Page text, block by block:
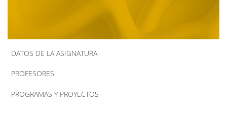
DATOS DE LA ASIGNATURA
PROFESORES
PROGRAMAS Y PROYECTOS